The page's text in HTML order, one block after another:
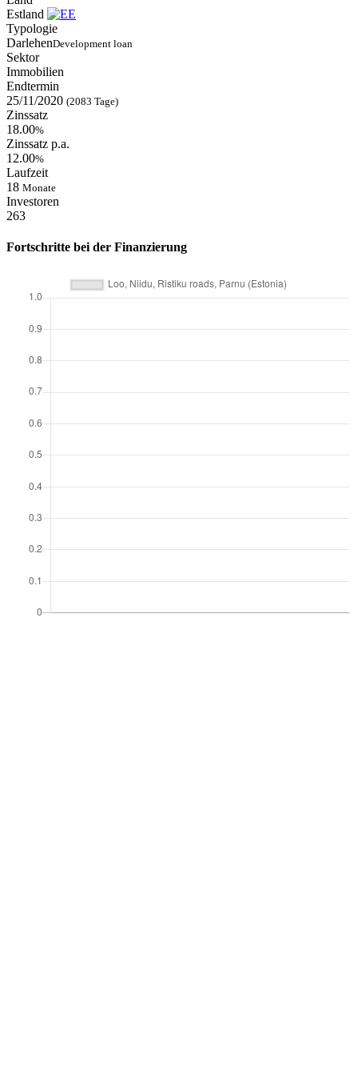
Estland
Typologie
DarlehenDevelopment loan
Sektor
Immobilien
Endtermin
25/11/2020 (2083 Tage)
Zinssatz
18.00%
Zinssatz p.a.
12.00%
Laufzeit
18 Monate
Investoren
263
Fortschritte bei der Finanzierung